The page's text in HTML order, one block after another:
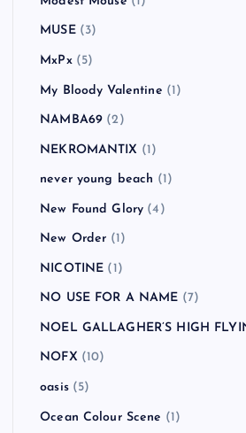
MUSE(3)
MxPx(5)
My Bloody Valentine (1)
NAMBA69 (2)
NEKROMANTIX (1)
never young beach (1)
New Found Glory (4)
New Order (1)
NICOTINE (1)
NO USE FOR A NAME (7)
NOEL GALLAGHER’S HIGH
NOFX (10)
oasis(5)
Ocean Colour Scene (1)